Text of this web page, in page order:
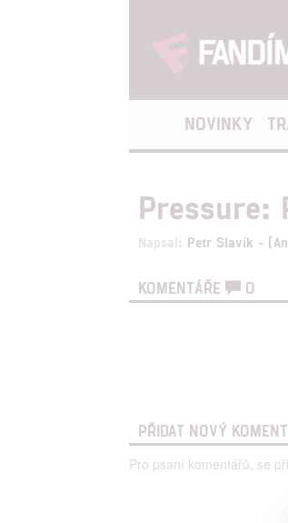
NOVINKY
Pressure:
Napsal: Petr Slavík -
KOMENTÁŘE 0
PŘIDAT NOVÝ
Pro psaní komentářů, se